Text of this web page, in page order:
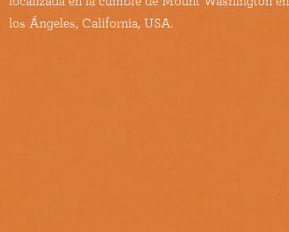
los Ángeles, California, USA.